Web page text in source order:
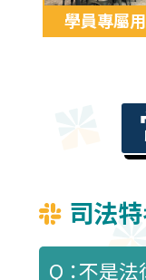
學員專屬
司法
不是法